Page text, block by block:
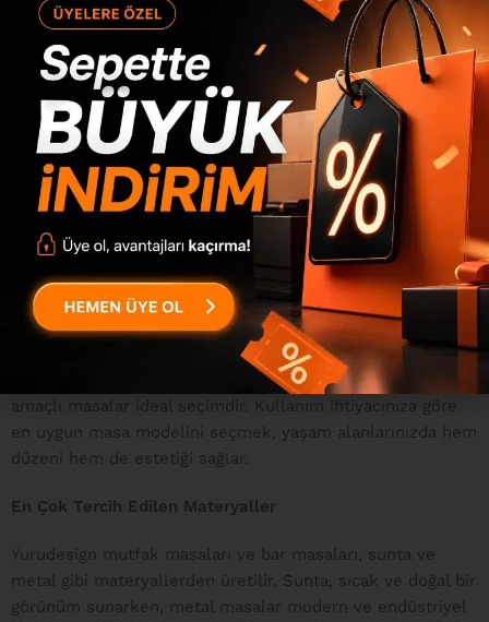
için oldukça kullanışlıdır. Yaşam alanlarınıza hem düzen
hem de estetik katar.
Fonksiyonel ve Modern Tasarımlar
Yurudesign mutfak masaları ve bar masaları, hem
fonksiyonel hem de modern tasarımlarıyla öne çıkar.
Yaşam alanlarına farklı bir ambiyans katmak isteyenler için
modern mutfak masası ve bar masası modelleri idealdir.
Şık ve işlevsel tasarımlarıyla dikkat çeken bu masalar,
mutfakta pratik bir kullanım sunar. Böylece, mutfağınıza
modern bir dokunuş katmış olursunuz.
Yurudesign mutfak masaları ve bar masaları, farklı boyut
ve yükseklik seçenekleri ile her mekana uyum sağlar.
Büyük mutfaklar için geniş yüzeyli masalar tercih
edilirken, küçük mutfaklar için daha kompakt ve çok
amaçlı masalar ideal seçimdir. Kullanım ihtiyacınıza göre
en uygun masa modelini seçmek, yaşam alanlarınızda hem
düzeni hem de estetiği sağlar.
En Çok Tercih Edilen Materyaller
Yurudesign mutfak masaları ve bar masaları, sunta ve
metal gibi materyallerden üretilir. Sunta, sıcak ve doğal bir
görünüm sunarken, metal masalar modern ve endüstriyel